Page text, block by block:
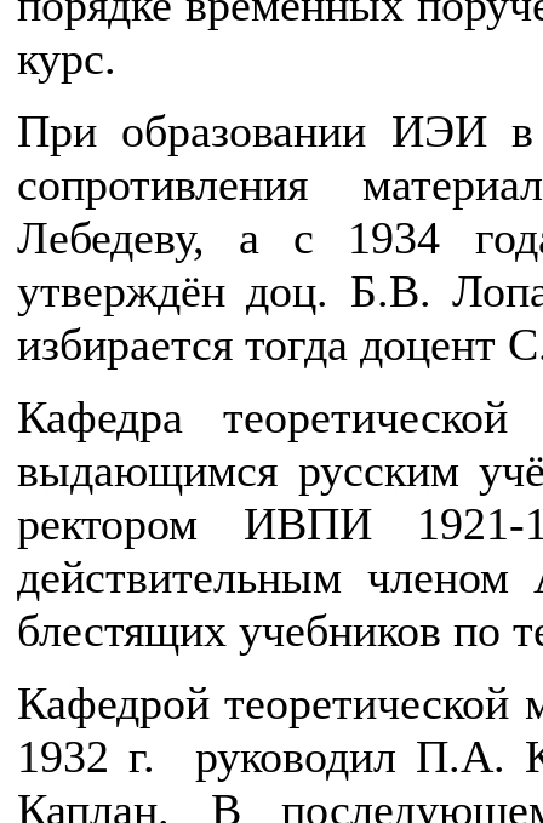
курс.
При образовании ИЭИ в
сопротивления
Лебедеву, а с 1934
утверждён доц. Б.В.
избирается тогда доцент
Кафедра
выдающимся русским
ректором ИВПИ 1921-
действительным
блестящих учебников по
Кафедрой
1932 г. руководил П.А.
Каплан. В